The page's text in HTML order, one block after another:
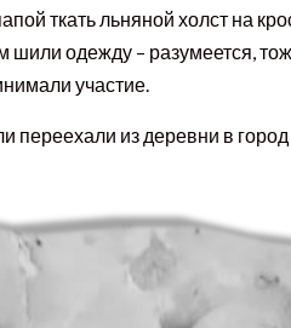
ткать льняной холст на
шили одежду – разумеется,
участие.
переехали из деревни в